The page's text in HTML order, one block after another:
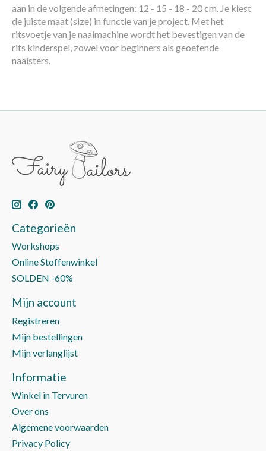
aan in de volgende afmetingen: 12 - 15 - 18 - 20 cm. Je kiest
de juiste maat (size) in functie van je project. Met het
ritsvoetje van je naaimachine wordt het bevestigen van de
rits kinderspel, zowel voor beginners als geoefende
naaisters.
Categorieën
Workshops
Online Stoffenwinkel
SOLDEN -60%
Mijn account
Registreren
Mijn bestellingen
Mijn verlanglijst
Informatie
Winkel in Tervuren
Over ons
Algemene voorwaarden
Privacy Policy